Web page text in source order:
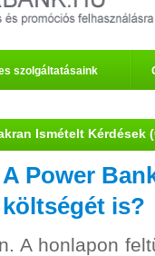
szolgáltatásaink
Ismételt Kérdések
A Power
költségét is?
A honlapon